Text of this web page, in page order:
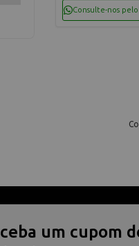
Consulte-nos pelo
um cupom